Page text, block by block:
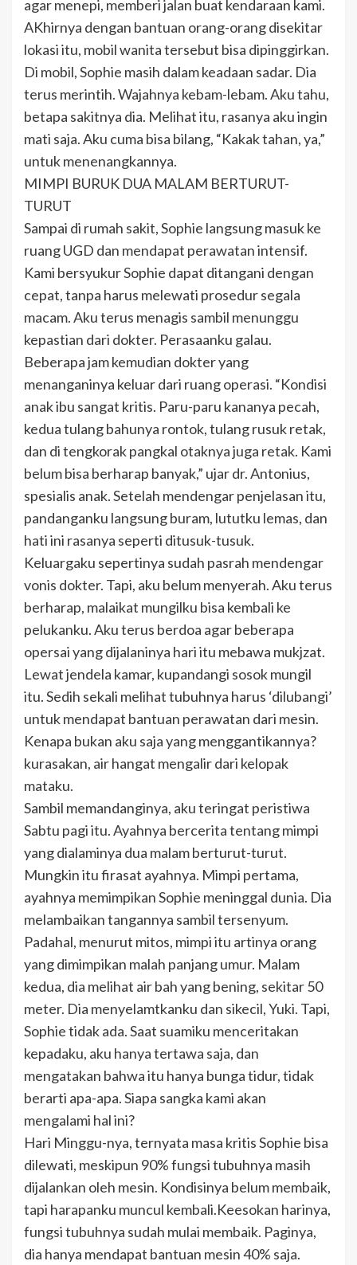
agar menepi, memberi jalan buat kendaraan kami.
AKhirnya dengan bantuan orang-orang disekitar
lokasi itu, mobil wanita tersebut bisa dipinggirkan.
Di mobil, Sophie masih dalam keadaan sadar. Dia
terus merintih. Wajahnya kebam-lebam. Aku tahu,
betapa sakitnya dia. Melihat itu, rasanya aku ingin
mati saja. Aku cuma bisa bilang, “Kakak tahan, ya,”
untuk menenangkannya.
MIMPI BURUK DUA MALAM BERTURUT-
TURUT
Sampai di rumah sakit, Sophie langsung masuk ke
ruang UGD dan mendapat perawatan intensif.
Kami bersyukur Sophie dapat ditangani dengan
cepat, tanpa harus melewati prosedur segala
macam. Aku terus menagis sambil menunggu
kepastian dari dokter. Perasaanku galau.
Beberapa jam kemudian dokter yang
menanganinya keluar dari ruang operasi. “Kondisi
anak ibu sangat kritis. Paru-paru kananya pecah,
kedua tulang bahunya rontok, tulang rusuk retak,
dan di tengkorak pangkal otaknya juga retak. Kami
belum bisa berharap banyak,” ujar dr. Antonius,
spesialis anak. Setelah mendengar penjelasan itu,
pandanganku langsung buram, lututku lemas, dan
hati ini rasanya seperti ditusuk-tusuk.
Keluargaku sepertinya sudah pasrah mendengar
vonis dokter. Tapi, aku belum menyerah. Aku terus
berharap, malaikat mungilku bisa kembali ke
pelukanku. Aku terus berdoa agar beberapa
opersai yang dijalaninya hari itu mebawa mukjzat.
Lewat jendela kamar, kupandangi sosok mungil
itu. Sedih sekali melihat tubuhnya harus ‘dilubangi’
untuk mendapat bantuan perawatan dari mesin.
Kenapa bukan aku saja yang menggantikannya?
kurasakan, air hangat mengalir dari kelopak
mataku.
Sambil memandanginya, aku teringat peristiwa
Sabtu pagi itu. Ayahnya bercerita tentang mimpi
yang dialaminya dua malam berturut-turut.
Mungkin itu firasat ayahnya. Mimpi pertama,
ayahnya memimpikan Sophie meninggal dunia. Dia
melambaikan tangannya sambil tersenyum.
Padahal, menurut mitos, mimpi itu artinya orang
yang dimimpikan malah panjang umur. Malam
kedua, dia melihat air bah yang bening, sekitar 50
meter. Dia menyelamtkanku dan sikecil, Yuki. Tapi,
Sophie tidak ada. Saat suamiku menceritakan
kepadaku, aku hanya tertawa saja, dan
mengatakan bahwa itu hanya bunga tidur, tidak
berarti apa-apa. Siapa sangka kami akan
mengalami hal ini?
Hari Minggu-nya, ternyata masa kritis Sophie bisa
dilewati, meskipun 90% fungsi tubuhnya masih
dijalankan oleh mesin. Kondisinya belum membaik,
tapi harapanku muncul kembali.Keesokan harinya,
fungsi tubuhnya sudah mulai membaik. Paginya,
dia hanya mendapat bantuan mesin 40% saja.